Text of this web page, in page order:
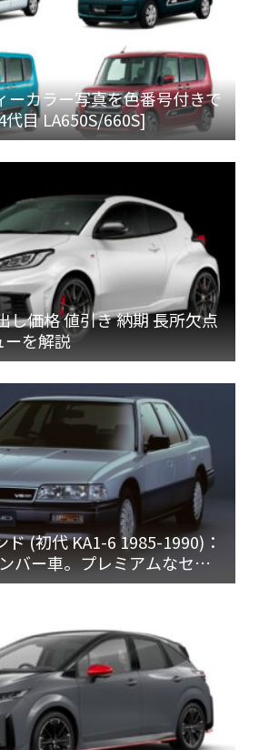
ーカラー写真を色番号付きで
目 LA650S/660S]
し価格 値引き 納期 長所欠点
ーを解説
ド (初代 KA1-6 1985-1990)：
バー車。プレミアムなセダ
プ